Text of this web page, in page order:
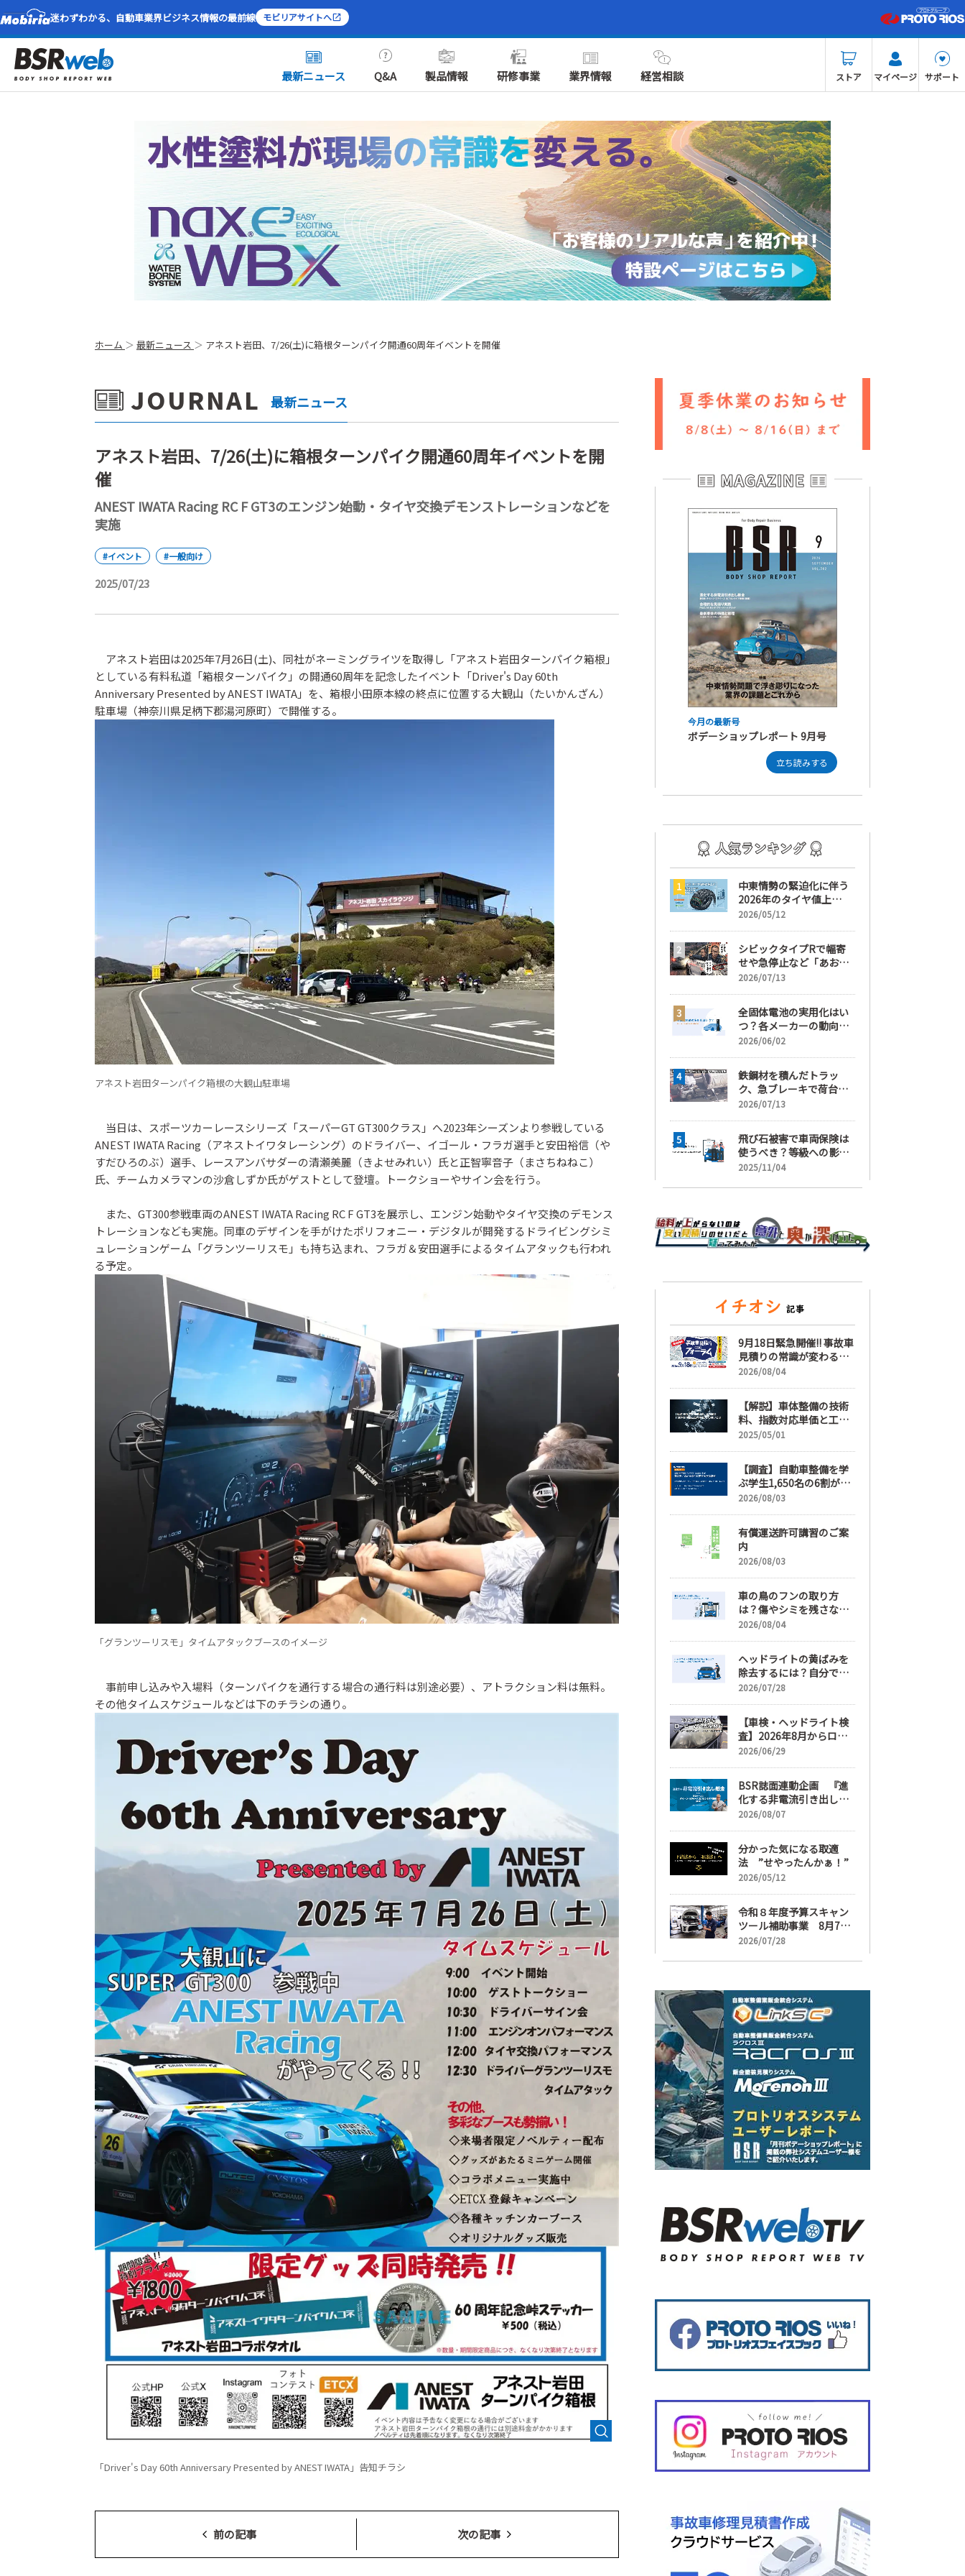
迷わずわかる、自動車業界ビジネス情報の最前線 モビリアサイトへ
最新ニュース Q&A 製品情報 研修事業 業界情報 経営相談 ストア マイページ サポート
ホーム 最新ニュース アネスト岩田、7/26(土)に箱根ターンパイク開通60周年イベントを開催
JOURNAL 最新ニュース
アネスト岩田、7/26(土)に箱根ターンパイク開通60周年イベントを開
催
ANEST IWATA Racing RC F GT3のエンジン始動・タイヤ交換デモンストレーションなどを
実施
#イベント #一般向け
2025/07/23
アネスト岩田は2025年7月26日(土)、同社がネーミングライツを取得し「アネスト岩田ターンパイク箱根」
としている有料私道「箱根ターンパイク」の開通60周年を記念したイベント「Driver's Day 60th
Anniversary Presented by ANEST IWATA」を、箱根小田原本線の終点に位置する大観山（たいかんざん）
駐車場（神奈川県足柄下郡湯河原町）で開催する。
アネスト岩田ターンパイク箱根の大観山駐車場
当日は、スポーツカーレースシリーズ「スーパーGT GT300クラス」へ2023年シーズンより参戦している
ANEST IWATA Racing（アネストイワタレーシング）のドライバー、イゴール・フラガ選手と安田裕信（や
すだひろのぶ）選手、レースアンバサダーの清瀬美麗（きよせみれい）氏と正智寧音子（まさちねねこ）
氏、チームカメラマンの沙倉しずか氏がゲストとして登壇。トークショーやサイン会を行う。
また、GT300参戦車両のANEST IWATA Racing RC F GT3を展示し、エンジン始動やタイヤ交換のデモンス
トレーションなども実施。同車のデザインを手がけたポリフォニー・デジタルが開発するドライビングシミ
ュレーションゲーム「グランツーリスモ」も持ち込まれ、フラガ＆安田選手によるタイムアタックも行われ
る予定。
「グランツーリスモ」タイムアタックブースのイメージ
事前申し込みや入場料（ターンパイクを通行する場合の通行料は別途必要）、アトラクション料は無料。
その他タイムスケジュールなどは下のチラシの通り。
「Driver's Day 60th Anniversary Presented by ANEST IWATA」告知チラシ
前の記事 次の記事
今月の最新号
ボデーショップレポート 9月号
立ち読みする
中東情勢の緊迫化に伴う
2026年のタイヤ値上
げ！ 値上げ実施1ヶ月前
売において極めて重要な
訳
2026/05/12
シビックタイプRで幅寄
せや急停止など「あおり
運転」の疑い
2026/07/13
全固体電池の実用化はい
つ？各メーカーの動向と
EVの買い時を解説
2026/06/02
鉄鋼材を積んだトラッ
ク、急ブレーキで荷台が
崩れ、運転手が鉄鋼材に
2026/07/13
飛び石被害で車両保険は
使うべき？等級への影響
と賢い判断基準を解説
2025/11/04
9月18日緊急開催!! 事故車
見積りの常識が変わる
「事故車見積りフォーラ
2026/08/04
【解説】車体整備の技術
料、指数対応単価と工賃
単価、その違いとは
2025/05/01
【調査】自動車整備を学
ぶ学生1,650名の6割が就
職先選びで「給与」を最
日以上」希望も66.3%
2026/08/03
有償運送許可講習のご案
内
2026/08/03
車の鳥のフンの取り方
は？傷やシミを残さない
正しい落とし方と予防策
2026/08/04
ヘッドライトの黄ばみを
除去するには？自分で綺
麗にする手順と業者費用
2026/07/28
【車検・ヘッドライト検
査】2026年8月からロー
ビームへ完全移行、ヘッ
ーティングも重要に
2026/06/29
BSR誌面連動企画 『進
化する非電流引き出し鈑
金』 第6回
2026/08/07
分かった気になる取適
法 ”せやったんかぁ！”
2026/05/12
令和８年度予算スキャン
ツール補助事業 8月7日
受け付け開始
2026/07/28